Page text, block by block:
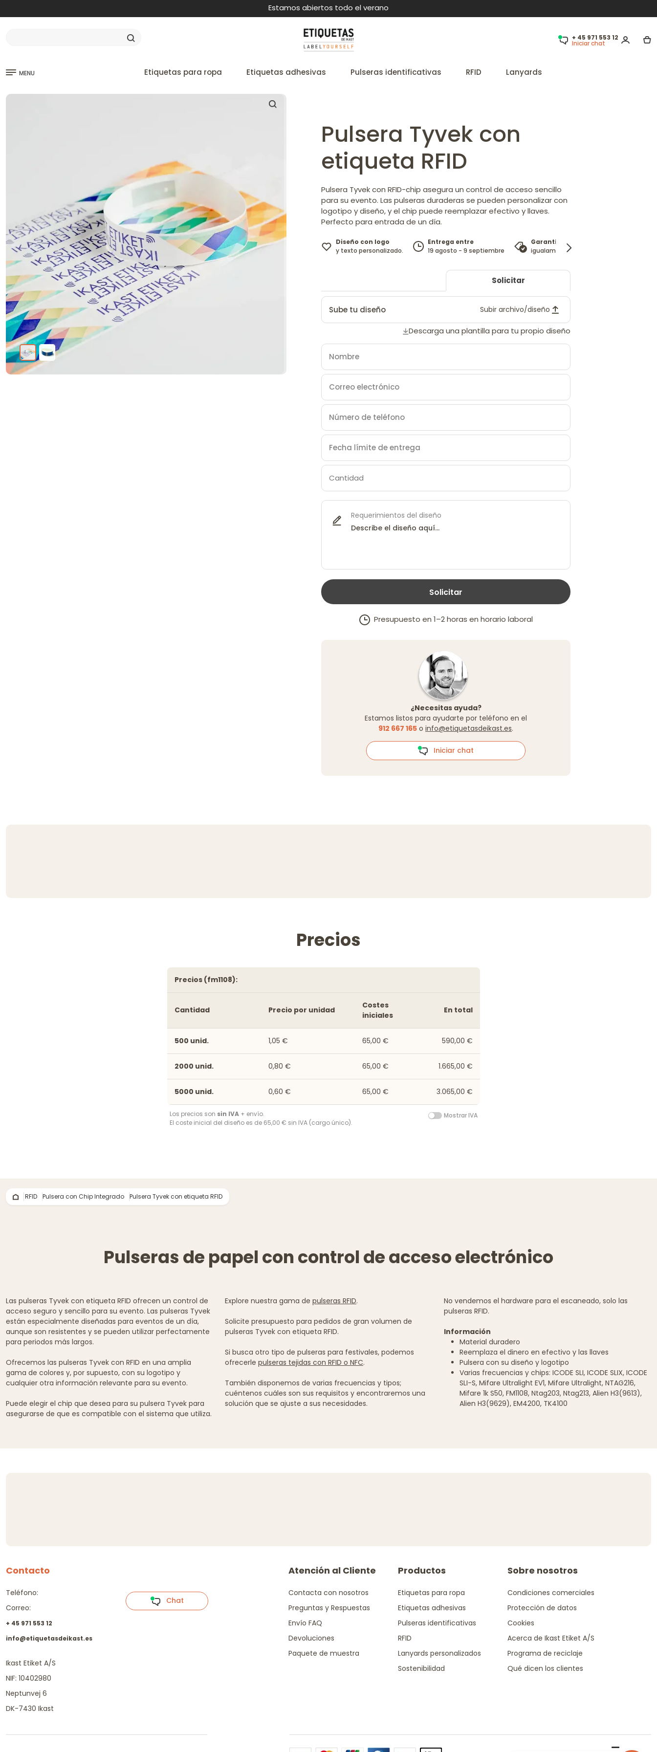
Estamos abiertos todo el verano
+ 45 971 553 12
Iniciar chat
MENU Etiquetas para ropa Etiquetas adhesivas Pulseras identificativas RFID Lanyards
Pulsera Tyvek con
etiqueta RFID
Pulsera Tyvek con RFID-chip asegura un control de acceso sencillo
para su evento. Las pulseras duraderas se pueden personalizar con
logotipo y diseño, y el chip puede reemplazar efectivo y llaves.
Perfecto para entrada de un día.
Diseño con logo
y texto personalizado.
Entrega entre
19 agosto - 9 septiembre
Garantía de precio
igualamos el precio
Solicitar
Sube tu diseño Subir archivo/diseño
Descarga una plantilla para tu propio diseño
Requerimientos del diseño
Solicitar
Presupuesto en 1–2 horas en horario laboral
¿Necesitas ayuda?
Estamos listos para ayudarte por teléfono en el
912 667 165 o info@etiquetasdeikast.es.
Iniciar chat
Precios
precios (fm1108):
Cantidad Precio por unidad
Costes
iniciales
En total
500 unid. 1,05 € 65,00 € 590,00 €
2000 unid. 0,80 € 65,00 € 1.665,00 €
5000 unid. 0,60 € 65,00 € 3.065,00 €
Los precios son sin IVA + envío.
El coste inicial del diseño es de 65,00 € sin IVA (cargo único).
Mostrar IVA
RFID Pulsera con Chip Integrado Pulsera Tyvek con etiqueta RFID
Pulseras de papel con control de acceso electrónico
Las pulseras Tyvek con etiqueta RFID ofrecen un control de
acceso seguro y sencillo para su evento. Las pulseras Tyvek
están especialmente diseñadas para eventos de un día,
aunque son resistentes y se pueden utilizar perfectamente
para periodos más largos.
Ofrecemos las pulseras Tyvek con RFID en una amplia
gama de colores y, por supuesto, con su logotipo y
cualquier otra información relevante para su evento.
Puede elegir el chip que desea para su pulsera Tyvek para
asegurarse de que es compatible con el sistema que utiliza.
Explore nuestra gama de pulseras RFID.
Solicite presupuesto para pedidos de gran volumen de
pulseras Tyvek con etiqueta RFID.
Si busca otro tipo de pulseras para festivales, podemos
ofrecerle pulseras tejidas con RFID o NFC.
También disponemos de varias frecuencias y tipos;
cuéntenos cuáles son sus requisitos y encontraremos una
solución que se ajuste a sus necesidades.
No vendemos el hardware para el escaneado, solo las
pulseras RFID.
Información
Material duradero
Reemplaza el dinero en efectivo y las llaves
Pulsera con su diseño y logotipo
Varias frecuencias y chips: ICODE SLI, ICODE SLIX, ICODE
SLI-S, Mifare Ultralight EV1, Mifare Ultralight, NTAG216,
Mifare 1k S50, FM1108, Ntag203, Ntag213, Alien H3(9613),
Alien H3(9629), EM4200, TK4100
Contacto
Teléfono:
Correo:
+ 45 971 553 12
info@etiquetasdeikast.es
Ikast Etiket A/S
NIF: 10402980
Neptunvej 6
DK-7430 Ikast
Chat
Atención al Cliente
Contacta con nosotros
Preguntas y Respuestas
Envío FAQ
Devoluciones
Paquete de muestra
Productos
Etiquetas para ropa
Etiquetas adhesivas
Pulseras identificativas
RFID
Lanyards personalizados
Sostenibilidad
Sobre nosotros
Condiciones comerciales
Protección de datos
Cookies
Acerca de Ikast Etiket A/S
Programa de reciclaje
Qué dicen los clientes